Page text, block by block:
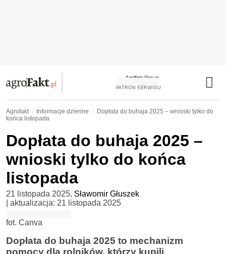
PATRON SERWISU
Agrofakt Informacje dzienne
Dopłata do buhaja 2025 – wnioski tylko do
końca listopada
Dopłata do buhaja 2025 –
wnioski tylko do końca
listopada
21 listopada 2025, Sławomir Głuszek
| aktualizacja: 21 listopada 2025
fot. Canva
Dopłata do buhaja 2025 to mechanizm
pomocy dla rolników, którzy kupili